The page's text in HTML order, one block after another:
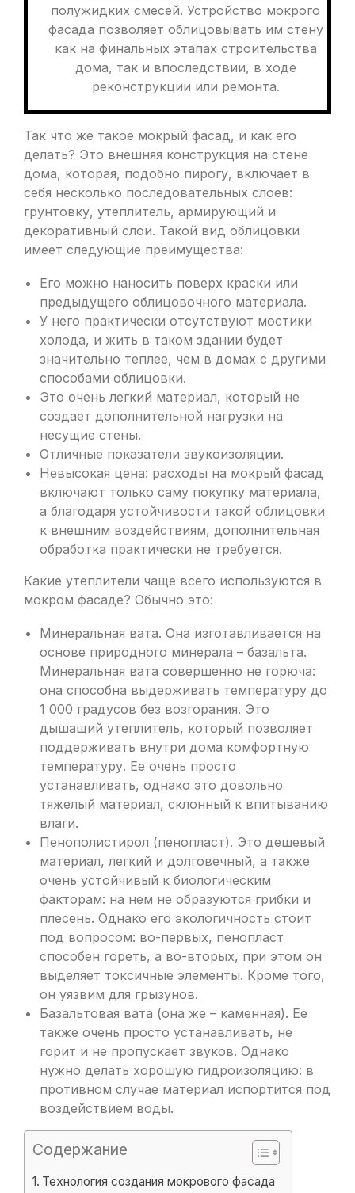
полужидких смесей. Устройство мокрого
фасада позволяет облицовывать им стену
как на финальных этапах строительства
дома, так и впоследствии, в ходе
реконструкции или ремонта.
Так что же такое мокрый фасад, и как его
делать? Это внешняя конструкция на стене
дома, которая, подобно пирогу, включает в
себя несколько последовательных слоев:
грунтовку, утеплитель, армирующий и
декоративный слои. Такой вид облицовки
имеет следующие преимущества:
Его можно наносить поверх краски или
предыдущего облицовочного материала.
У него практически отсутствуют мостики
холода, и жить в таком здании будет
значительно теплее, чем в домах с другими
способами облицовки.
Это очень легкий материал, который не
создает дополнительной нагрузки на
несущие стены.
Отличные показатели звукоизоляции.
Невысокая цена: расходы на мокрый фасад
включают только саму покупку материала,
а благодаря устойчивости такой облицовки
к внешним воздействиям, дополнительная
обработка практически не требуется.
Какие утеплители чаще всего используются в
мокром фасаде? Обычно это:
Минеральная вата. Она изготавливается на
основе природного минерала – базальта.
Минеральная вата совершенно не горюча:
она способна выдерживать температуру до
1 000 градусов без возгорания. Это
дышащий утеплитель, который позволяет
поддерживать внутри дома комфортную
температуру. Ее очень просто
устанавливать, однако это довольно
тяжелый материал, склонный к впитыванию
влаги.
Пенополистирол (пенопласт). Это дешевый
материал, легкий и долговечный, а также
очень устойчивый к биологическим
факторам: на нем не образуются грибки и
плесень. Однако его экологичность стоит
под вопросом: во-первых, пенопласт
способен гореть, а во-вторых, при этом он
выделяет токсичные элементы. Кроме того,
он уязвим для грызунов.
Базальтовая вата (она же – каменная). Ее
также очень просто устанавливать, не
горит и не пропускает звуков. Однако
нужно делать хорошую гидроизоляцию: в
противном случае материал испортится под
воздействием воды.
Содержание
Технология создания мокрового фасада